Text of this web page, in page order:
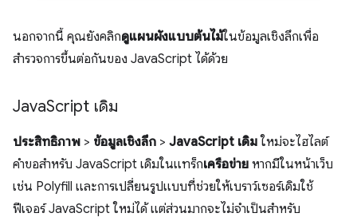
นอกจากนี้ คุณยังคลิกดูแผนผังแบบต้นไม้ในข้อมูลเชิงลึกเพื่อ
สำรวจการขึ้นต่อกันของ JavaScript ได้ด้วย
JavaScript เดิม
ประสิทธิภาพ > ข้อมูลเชิงลึก > JavaScript เดิมใหม่จะไฮไลต์
คำขอสำหรับ JavaScript เดิมในแทร็กเครือข่าย หากมีในหน้าเว็บ
เช่น Polyfill และการเปลี่ยนรูปแบบที่ช่วยให้เบราว์เซอร์เดิมใช้
ฟีเจอร์ JavaScript ใหม่ได้ แต่ส่วนมากจะไม่จำเป็นสำหรับ